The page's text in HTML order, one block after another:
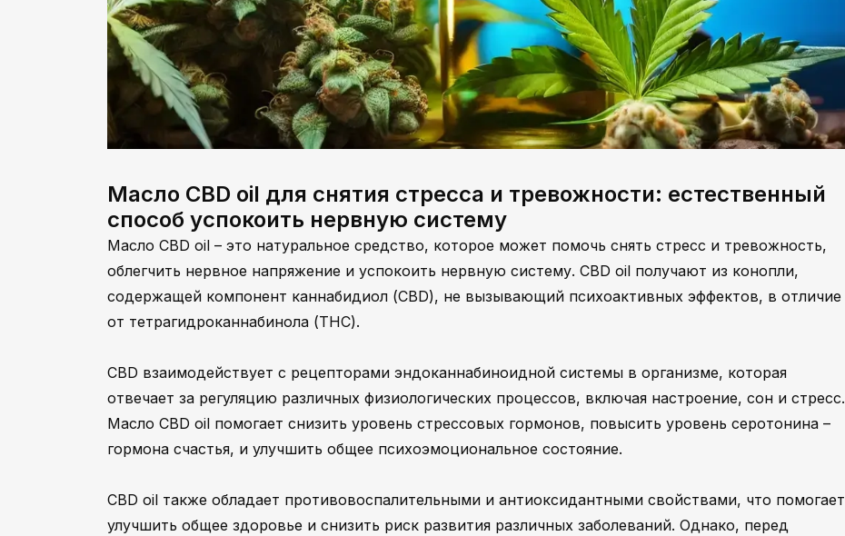
Масло CBD oil для снятия стресса и тревожности: естественный
способ успокоить нервную систему
Масло CBD oil – это натуральное средство, которое может помочь снять стресс и тревожность,
облегчить нервное напряжение и успокоить нервную систему. CBD oil получают из конопли,
содержащей компонент каннабидиол (CBD), не вызывающий психоактивных эффектов, в отличие
от тетрагидроканнабинола (THC).
CBD взаимодействует с рецепторами эндоканнабиноидной системы в организме, которая
отвечает за регуляцию различных физиологических процессов, включая настроение, сон и стресс.
Масло CBD oil помогает снизить уровень стрессовых гормонов, повысить уровень серотонина –
гормона счастья, и улучшить общее психоэмоциональное состояние.
CBD oil также обладает противовоспалительными и антиоксидантными свойствами, что помогает
улучшить общее здоровье и снизить риск развития различных заболеваний. Однако, перед